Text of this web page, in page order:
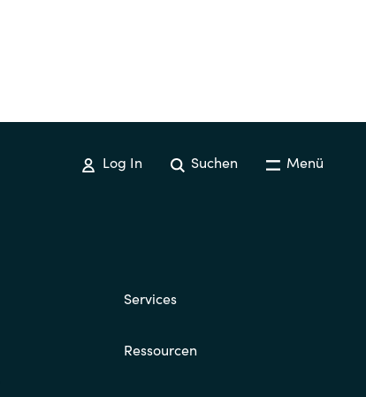
Log In Suchen Menü
Services
Ressourcen